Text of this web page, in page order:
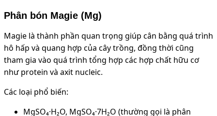
Phân bón Magie (Mg)
Magie là thành phần quan trọng giúp cân bằng quá trình
hô hấp và quang hợp của cây trồng, đồng thời cũng
tham gia vào quá trình tổng hợp các hợp chất hữu cơ
như protein và axit nucleic.
Các loại phổ biến:
MgSO₄·H₂O, MgSO₄·7H₂O (thường gọi là phân